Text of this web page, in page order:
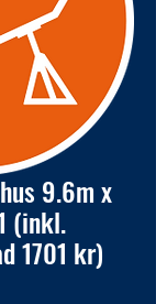
9.6m x
(inkl.
1701 kr)